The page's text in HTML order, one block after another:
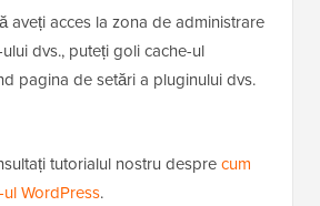
aveți acces la zona de administrare
dvs., puteți goli cache-ul
pagina de setări a pluginului dvs.
tutorialul nostru desprecum
WordPress.